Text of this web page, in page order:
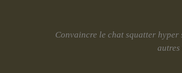
Convaincre le chat squatter